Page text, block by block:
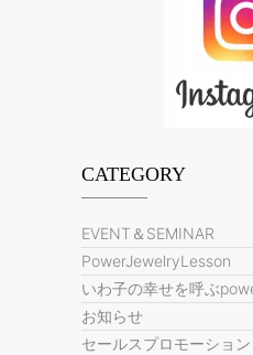
CATEGORY
EVENT＆SEMINAR
PowerJewelryLesson
いわ子の幸せを呼ぶ
お知らせ
セールスプロモーション